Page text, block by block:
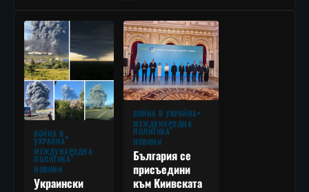
ВОЙНА В
УКРАЙНА
МЕЖДУНАРОДНА
ПОЛИТИКА
НОВИНИ
Украински
ВОЙНА В УКРАЙНА
МЕЖДУНАРОДНА
ПОЛИТИКА
НОВИНИ
България се
присъедини
към Киивската